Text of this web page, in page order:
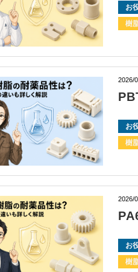
お
樹
2026/
お
樹
2026/
お
樹